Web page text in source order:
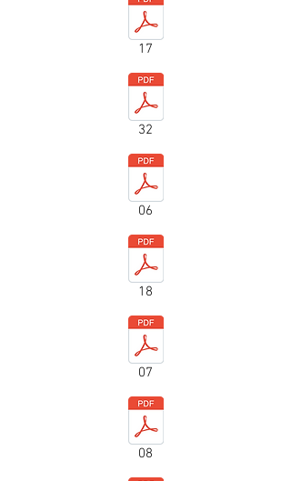
17
32
06
18
07
08